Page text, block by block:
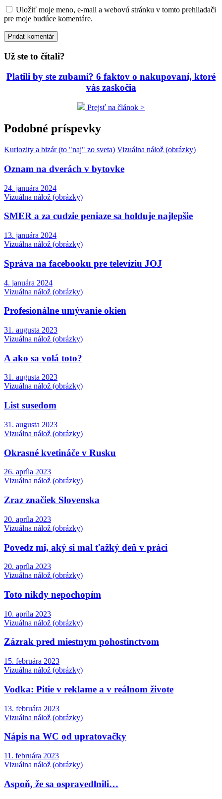
Uložiť moje meno, e-mail a webovú stránku v tomto prehliadači
pre moje budúce komentáre.
Už ste to čítali?
Platili by ste zubami? 6 faktov o nakupovaní, ktoré
vás zaskočia
Prejsť na článok >
Podobné príspevky
Kuriozity a bizár (to "naj" zo sveta) Vizuálna nálož (obrázky)
Oznam na dverách v bytovke
24. januára 2024
Vizuálna nálož (obrázky)
SMER a za cudzie peniaze sa holduje najlepšie
13. januára 2024
Vizuálna nálož (obrázky)
Správa na facebooku pre televíziu JOJ
4. januára 2024
Vizuálna nálož (obrázky)
Profesionálne umývanie okien
31. augusta 2023
Vizuálna nálož (obrázky)
A ako sa volá toto?
31. augusta 2023
Vizuálna nálož (obrázky)
List susedom
31. augusta 2023
Vizuálna nálož (obrázky)
Okrasné kvetináče v Rusku
26. apríla 2023
Vizuálna nálož (obrázky)
Zraz značiek Slovenska
20. apríla 2023
Vizuálna nálož (obrázky)
Povedz mi, aký si mal ťažký deň v práci
20. apríla 2023
Vizuálna nálož (obrázky)
Toto nikdy nepochopím
10. apríla 2023
Vizuálna nálož (obrázky)
Zázrak pred miestnym pohostinctvom
15. februára 2023
Vizuálna nálož (obrázky)
Vodka: Pitie v reklame a v reálnom živote
13. februára 2023
Vizuálna nálož (obrázky)
Nápis na WC od upratovačky
11. februára 2023
Vizuálna nálož (obrázky)
Aspoň, že sa ospravedlnili…